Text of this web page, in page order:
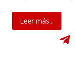
Leer más...